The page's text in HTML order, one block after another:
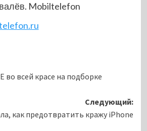
Mobiltelefon
во всей красе на подборке
Следующий:
как предотвратить кражу iPhone